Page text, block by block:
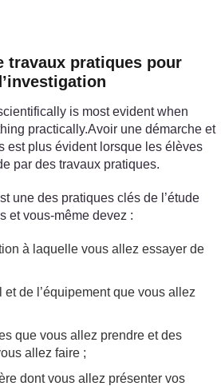
travaux pratiques pour
is most evident when
practically.Avoir une démarche et
est plus évident lorsque les élèves
par des travaux pratiques.
une des pratiques clés de l’étude
et vous-même devez :
à laquelle vous allez essayer de
de l’équipement que vous allez
que vous allez prendre et des
allez faire ;
dont vous allez présenter vos